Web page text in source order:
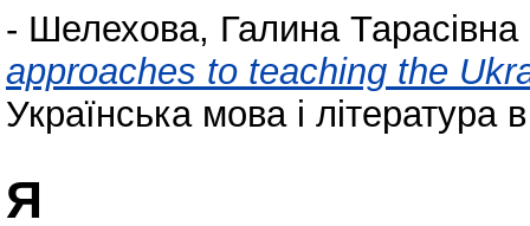
- Шелехова, Галина Тарасівна
approaches to teaching the
Українська мова і
Я